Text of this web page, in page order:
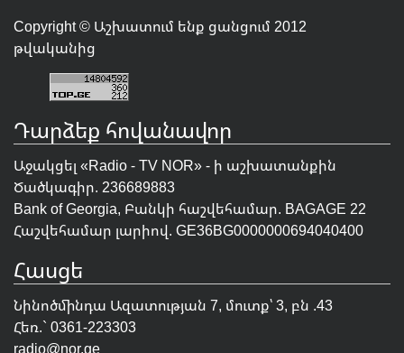
Copyright © Աշխատում ենք ցանցում 2012
թվականից
Դարձեք հովանավոր
Աջակցել «Radio - TV NOR» - ի աշխատանքին
Ծածկագիր. 236689883
Bank of Georgia, Բանկի հաշվեհամար. BAGAGE 22
Հաշվեհամար լարիով. GE36BG0000000694040400
Հասցե
Նինոծմինդա Ազատության 7, մուտք՝ 3, բն .43
Հեռ.` 0361-223303
radio@nor.ge